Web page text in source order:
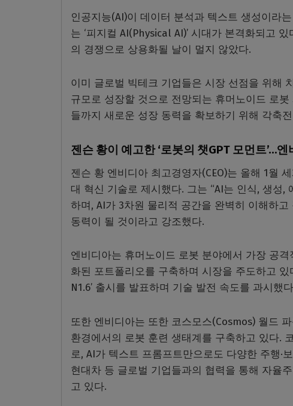
인공지능(AI)이 데이터 분석과 텍스트 생성이라
는 ‘피지컬 AI(Physical AI)’ 시대가 본격화되고
의 경쟁으로 상용화될 날이 멀지 않았다.
이미 글로벌 빅테크 기업들은 시장 선점을 위해
규모로 성장할 것으로 전망되는 휴머노이드 로
들까지 새로운 성장 동력을 확보하기 위해 각축
젠슨 황이 예고한 ‘로봇의 챗GPT 모먼트’…
젠슨 황 엔비디아 최고경영자(CEO)는 올해 1월
대 혁신 기술로 제시했다. 그는 “AI는 인식, 생성
하며, AI가 3차원 물리적 공간을 완벽히 이해하
동력이 될 것이라고 강조했다.
엔비디아는 휴머노이드 로봇 분야에서 가장 공
화된 포트폴리오를 구축하며 시장을 주도하고
N1.6’ 출시를 발표하며 기술 발전 속도를 과시했
또한 엔비디아는 또한 코스모스(Cosmos) 월드
환경에서의 로봇 훈련 생태계를 구축하고 있다.
로, AI가 텍스트 프롬프트만으로도 다양한 주행·
현대차 등 글로벌 기업들과의 협력을 통해 자율
고 있다.